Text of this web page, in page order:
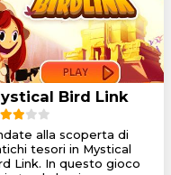
Bird Link
alla scoperta di
tesori in Mystical
Link. In questo gioco